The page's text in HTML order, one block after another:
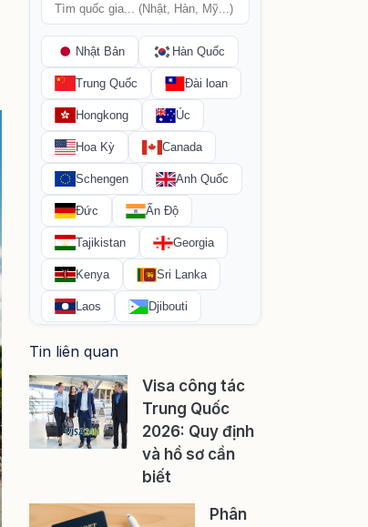
Tin liên quan
Visa công tác
Trung Quốc
2026: Quy định
và hồ sơ cần
biết
Phân